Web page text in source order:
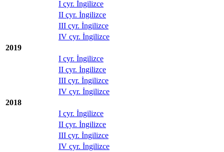
I çyr. İngilizce
II çyr. İngilizce
III çyr. İngilizce
IV çyr. İngilizce
2019
I çyr. İngilizce
II çyr. İngilizce
III çyr. İngilizce
IV çyr. İngilizce
2018
I çyr. İngilizce
II çyr. İngilizce
III çyr. İngilizce
IV çyr. İngilizce